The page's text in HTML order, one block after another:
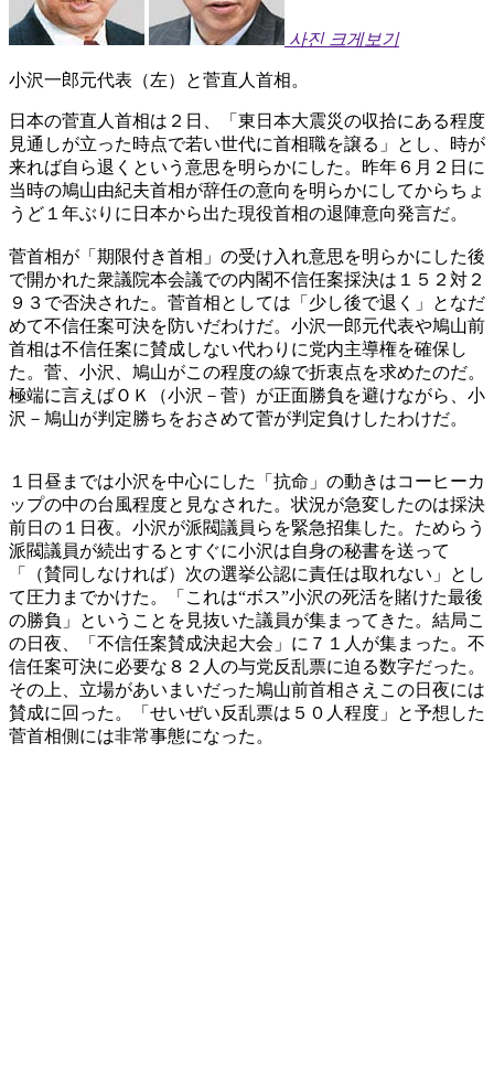
사진 크게보기
小沢一郎元代表（左）と菅直人首相。
日本の菅直人首相は２日、「東日本大震災の収拾にある程度
見通しが立った時点で若い世代に首相職を譲る」とし、時が
来れば自ら退くという意思を明らかにした。昨年６月２日に
当時の鳩山由紀夫首相が辞任の意向を明らかにしてからちょ
うど１年ぶりに日本から出た現役首相の退陣意向発言だ。
菅首相が「期限付き首相」の受け入れ意思を明らかにした後
で開かれた衆議院本会議での内閣不信任案採決は１５２対２
９３で否決された。菅首相としては「少し後で退く」となだ
めて不信任案可決を防いだわけだ。小沢一郎元代表や鳩山前
首相は不信任案に賛成しない代わりに党内主導権を確保し
た。菅、小沢、鳩山がこの程度の線で折衷点を求めたのだ。
極端に言えばＯＫ（小沢－菅）が正面勝負を避けながら、小
沢－鳩山が判定勝ちをおさめて菅が判定負けしたわけだ。
１日昼までは小沢を中心にした「抗命」の動きはコーヒーカ
ップの中の台風程度と見なされた。状況が急変したのは採決
前日の１日夜。小沢が派閥議員らを緊急招集した。ためらう
派閥議員が続出するとすぐに小沢は自身の秘書を送って
「（賛同しなければ）次の選挙公認に責任は取れない」とし
て圧力までかけた。「これは“ボス”小沢の死活を賭けた最後
の勝負」ということを見抜いた議員が集まってきた。結局こ
の日夜、「不信任案賛成決起大会」に７１人が集まった。不
信任案可決に必要な８２人の与党反乱票に迫る数字だった。
その上、立場があいまいだった鳩山前首相さえこの日夜には
賛成に回った。「せいぜい反乱票は５０人程度」と予想した
菅首相側には非常事態になった。